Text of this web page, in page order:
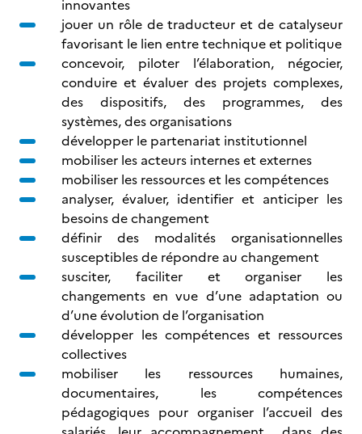
innovantes
jouer un rôle de traducteur et de catalyseur
favorisant le lien entre technique et politique
concevoir, piloter l’élaboration, négocier,
conduire et évaluer des projets complexes,
des dispositifs, des programmes, des
systèmes, des organisations
développer le partenariat institutionnel
mobiliser les acteurs internes et externes
mobiliser les ressources et les compétences
analyser, évaluer, identifier et anticiper les
besoins de changement
définir des modalités organisationnelles
susceptibles de répondre au changement
susciter, faciliter et organiser les
changements en vue d’une adaptation ou
d’une évolution de l’organisation
développer les compétences et ressources
collectives
mobiliser les ressources humaines,
documentaires, les compétences
pédagogiques pour organiser l’accueil des